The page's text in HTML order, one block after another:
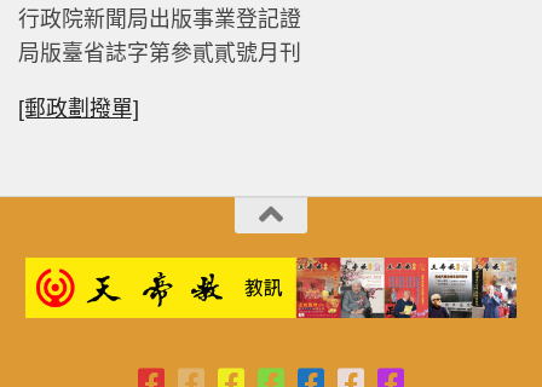
行政院新聞局出版事業登記證
局版臺省誌字第參貳貳號月刊
[郵政劃撥單]